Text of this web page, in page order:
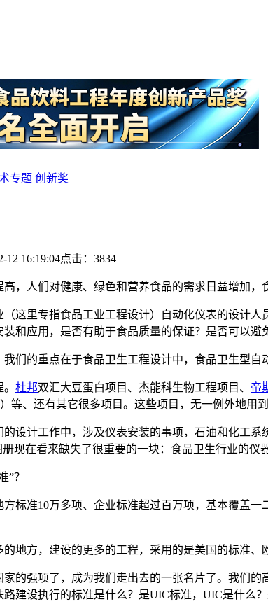
专题 创新奖
12 16:19:04点击：3834
，人们对健康、绿色和营养食品的需求日益增加，
这里专指食品工业工程设计）自动化仪表的设计
和应用，是否有助于食品质量的保证？是否可以
们的重点在于食品卫生工程设计中，食品卫生型自
杜邦双汇大豆蛋白项目、杰能科生物工程项目、 帝
等、还有其它很多项目。这些项目，无一例外地用
设计工作中，涉及仪表安装的事项，石油和化工
现在看来缺失了很重要的一块：食品卫生行业的仪
”？
标准10万多项、企业标准超过百万项，基本覆盖
地方，建设的更多的工程，采用的是美国的标准
的强项了，成为我们走出去的一张名片了。我们
建设执行的标准是什么？是UIC标准，UIC是什么